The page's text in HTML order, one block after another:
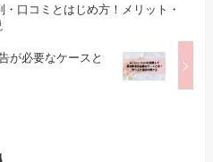
口コミとはじめ方！メリット・
が必要なケースと